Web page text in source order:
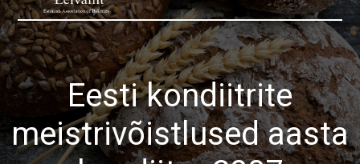
Eesti kondiitrite
meistrivõistlused aasta